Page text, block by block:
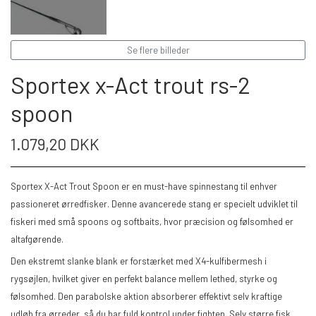
FC SPINNERE HÅNDLAVEDE
FC UPSTREAM STANDARD
FC DOWNSTREAM STANDARD
FC COMPACT
FC BULLET STANDARD
FC UPSTREAM SKJERN Å SPECIAL (M/
#8 KROGE)
FC SPINNERE WESTIN
FC WESTIN UPSTREAM SPINNERE
FC WESTIN DOWNSTREAM
ANDRE SPINNERE
WOBLERE
FISKEBLINK
TASKER OG BEKLÆDNING
Se flere billeder
Sportex x-Act trout rs-2
spoon
1.079,20 DKK
Sportex X-Act Trout Spoon er en must-have spinnestang til enhver
passioneret ørredfisker. Denne avancerede stang er specielt udviklet til
fiskeri med små spoons og softbaits, hvor præcision og følsomhed er
altafgørende.
Den ekstremt slanke blank er forstærket med X4-kulfibermesh i
rygsøjlen, hvilket giver en perfekt balance mellem lethed, styrke og
følsomhed. Den parabolske aktion absorberer effektivt selv kraftige